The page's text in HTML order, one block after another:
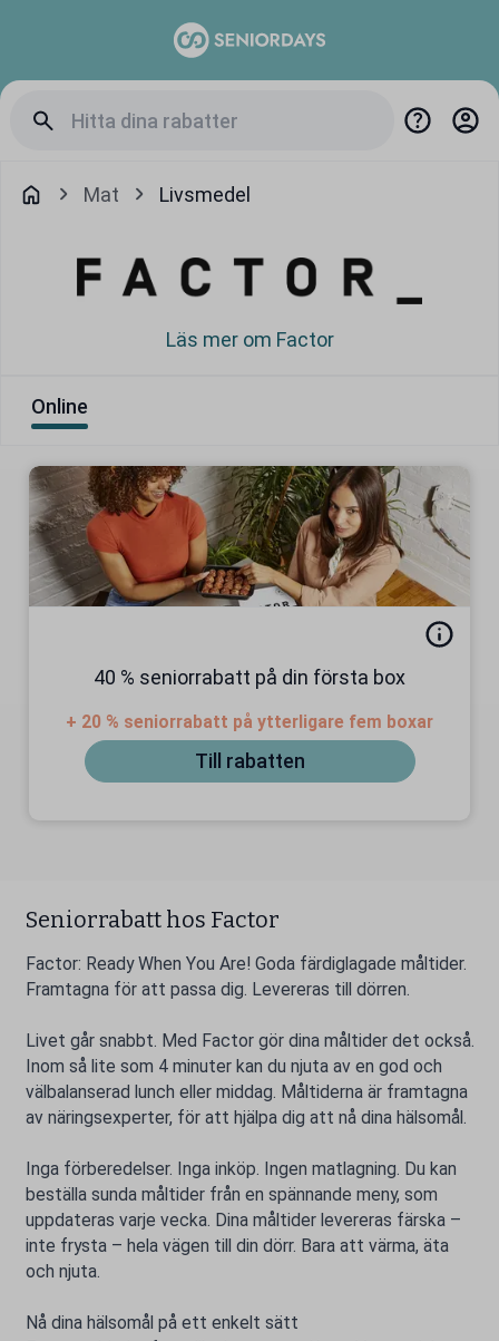
Mat Livsmedel
Läs mer om Factor
Online
40 % seniorrabatt på din första box
+ 20 % seniorrabatt på ytterligare fem boxar
Till rabatten
Seniorrabatt hos Factor
Factor: Ready When You Are! Goda färdiglagade måltider.
Framtagna för att passa dig. Levereras till dörren.
Livet går snabbt. Med Factor gör dina måltider det också.
Inom så lite som 4 minuter kan du njuta av en god och
välbalanserad lunch eller middag. Måltiderna är framtagna
av näringsexperter, för att hjälpa dig att nå dina hälsomål.
Inga förberedelser. Inga inköp. Ingen matlagning. Du kan
beställa sunda måltider från en spännande meny, som
uppdateras varje vecka. Dina måltider levereras färska –
inte frysta – hela vägen till din dörr. Bara att värma, äta
och njuta.
Nå dina hälsomål på ett enkelt sätt